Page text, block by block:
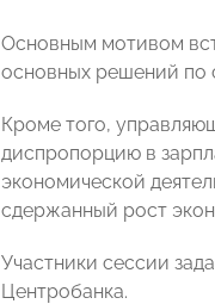
Основным мотивом
основных решений по
Кроме того,
диспропорцию в
экономической
сдержанный рост
Участники сессии
Центробанка.